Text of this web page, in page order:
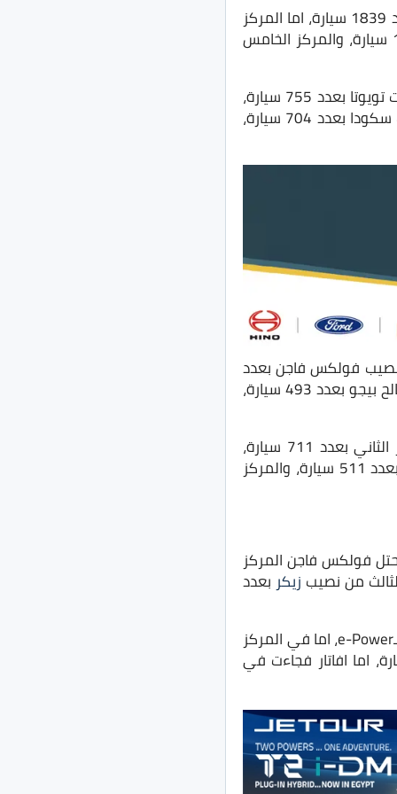
إحتلت نيسان اليابانية المركز الأولى بعدد 2435 سيارة، وفي المركز الثاني جاءت ام جي بعدد 1839 سيارة، اما المركز
الثالث فجاء من نصيب شيري بعدد 1838 سيارة، والمركز الرابع لصالح هيونداي بعدد 1541 سيارة، والمركز الخامس
اما المركز السادس فجاء من نصيب مرسيدس الفاخرة بعدد 985 سيارة، والمركز السابع جاءت تويوتا بعدد 755 سيارة،
وفي المركز الثامن جاءت جيتور الصينية بعدد 751 سيارة، اما المركز التاسع فجاء من نصيب سكودا بعدد 704 سيارة،
عشر فجاء من نصيب فولكس فاجن بعدد
600 سيارة، والمركز الثالث عشر لصالح بايك بعدد 565 سيارة، اما المركز الرابع عشر فجاء لصالح بيجو بعدد 493 سيارة،
في المركز الثاني بعدد 711 سيارة،
بعدد 511 سيارة، والمركز
ملاكي كهربائية في مصر خلال شهر مايو 2025، حيث تحتل فولكس فاجن المركز
زيكر بعدد
المركز الخامس من نصيب نيسان بعدد 53 سيارة، والتي تشمل سياراتها العاملة بتكنولوجيا الـe-Power، اما في المركز
سيارة، اما افاتار فجاءت في